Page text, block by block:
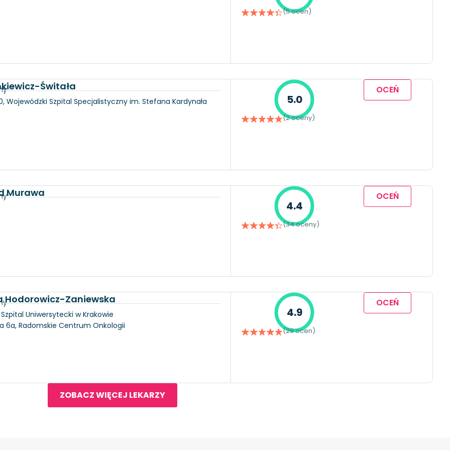
(5 ocen)
Świtała
Wojewódzki Szpital Specjalistyczny im. Stefana Kardynała
5.0
(2 oceny)
OCEŃ
Murawa
4.4
(34 oceny)
OCEŃ
Hodorowicz-Zaniewska
Uniwersytecki w Krakowie
6a, Radomskie Centrum Onkologii
4.9
(29 ocen)
OCEŃ
ZOBACZ WIĘCEJ LEKARZY